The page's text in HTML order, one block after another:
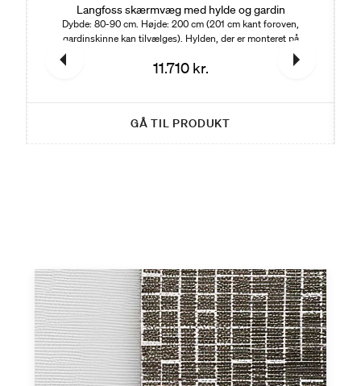
Langfoss skærmvæg med hylde og gardin
Dybde: 80-90 cm. Højde: 200 cm (201 cm kant foroven,
gardinskinne kan tilvælges). Hylden, der er monteret på
glasset, er i samme udtryk.. Hærdet sikkerhedsglas: 6 mm.
11.710 kr.
GÅ TIL PRODUKT